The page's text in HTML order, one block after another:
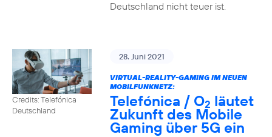
Deutschland nicht teuer ist.
Credits: Telefónica
Deutschland
28. Juni 2021
VIRTUAL-REALITY-GAMING IM NEUEN
MOBILFUNKNETZ:
Telefónica / O2 läutet
Zukunft des Mobile
Gaming über 5G ein